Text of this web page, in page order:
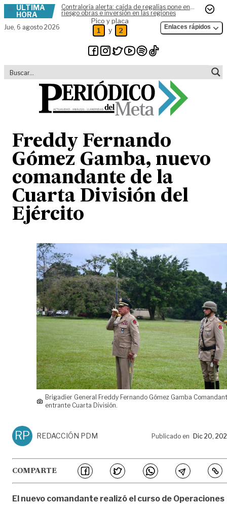
Skip to content
ÚLTIMA
HORA
Contraloría alerta: caída de regalías pone en
riesgo obras e inversión en las regiones
Jue, 6 agosto 2026
Pico y placa
1 y 2 Enlaces rápidos
Freddy Fernando
Gómez Gamba, nuevo
comandante de la
Cuarta División del
Ejército
Brigadier General Freddy Fernando Gómez Gamba
entrante Cuarta División.
RP REDACCIÓN PDM Publicado en Dic 20,
COMPARTE
El nuevo comandante realizó el curso de Operaciones